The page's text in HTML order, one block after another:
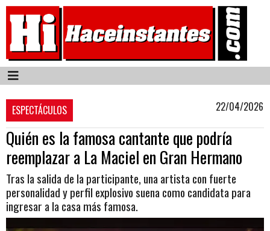
ESPECTÁCULOS 22/04/2026
Quién es la famosa cantante que podría
reemplazar a La Maciel en Gran Hermano
Tras la salida de la participante, una artista con fuerte
personalidad y perfil explosivo suena como candidata para
ingresar a la casa más famosa.